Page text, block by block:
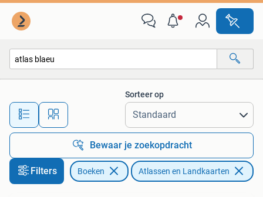
Alle afstanden…
Sorteer op
Bewaar je zoekopdracht
Filters Boeken Atlassen en Landkaarten